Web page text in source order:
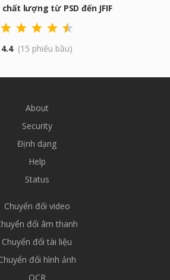
lượng từ PSD đến JFIF
4.4 (15 phiếu bầu)
About
Security
Định dạng
Help
Status
Chuyển đổi video
đổi âm thanh
Chuyển đổi tài liệu
đổi hình ảnh
OCR